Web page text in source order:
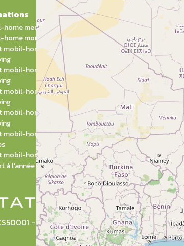
- 85036 LA ROCHE-SUR-YON CEDEX
home mer
home montagne
mobil-home 1 chambre sur
mobil-home 2 chambres sur
mobil-home 3 chambres sur
mobil-home 4 chambres sur
mobil-home sur camping 5
mobil-home sur camping
à l'année
A propos
Qui sommes-nous ?
Actualités
Nos partenaires
Notre réseau
Nos campings
Blog
Espace revendeur